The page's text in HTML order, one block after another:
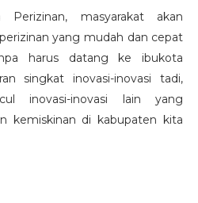
masyarakat akan
yang mudah dan cepat
harus datang ke ibukota
singkat inovasi-inovasi tadi,
inovasi-inovasi lain yang
kemiskinan di kabupaten kita